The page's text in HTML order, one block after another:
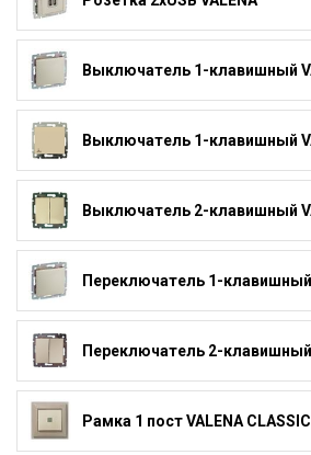
Выключатель 1-клавишный
Выключатель 1-клавишный
Выключатель 2-клавишный
Переключатель 1-клавишный
Переключатель 2-клавишный
Рамка 1 пост VALENA CLASSIC